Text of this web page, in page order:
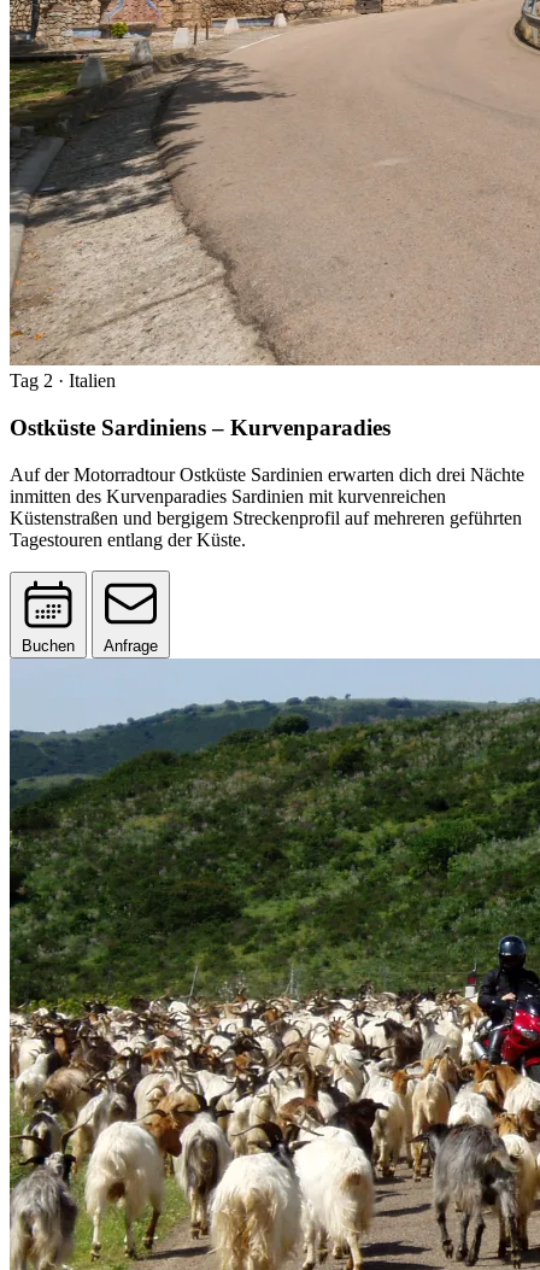
Tag 2 · Italien
Ostküste Sardiniens – Kurvenparadies
Auf der Motorradtour Ostküste Sardinien erwarten dich drei Nächte
inmitten des Kurvenparadies Sardinien mit kurvenreichen
Küstenstraßen und bergigem Streckenprofil auf mehreren geführten
Tagestouren entlang der Küste.
Buchen Anfrage